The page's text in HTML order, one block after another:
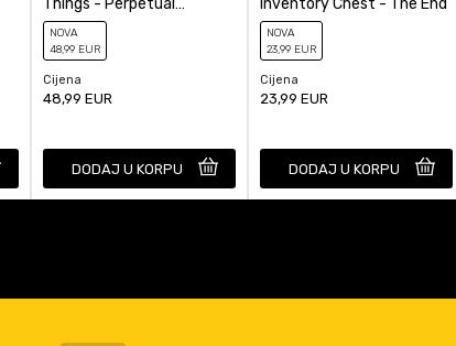
Calendar Demogorgon
NOVA
48,99 EUR
Cijena
48,99 EUR
DODAJ U KORPU
NOVA
23,99 EUR
Cijena
23,99 EUR
DODAJ U KORPU